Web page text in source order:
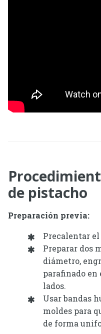
de pistacho
Preparación previa:
Precalentar el
Preparar dos
diámetro,
parafinado
lados.
Usar bandas
moldes para
de forma